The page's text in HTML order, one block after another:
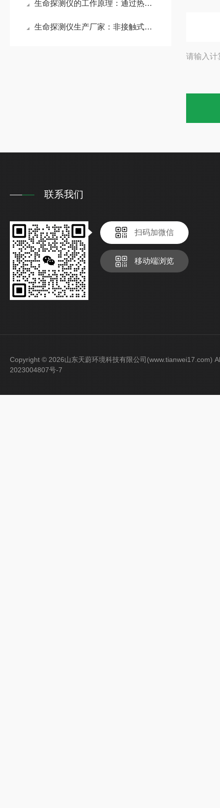
生命探测仪的工作原理：通过热成像微小变化识别生命迹象
生命探测仪生产厂家：非接触式探测，穿透烟雾、灰尘、混凝土等非金属障碍物
请输入计
联系我们
扫码加微信
移动端浏览
Copyright © 2026山东天蔚环境科技有限公司(www.tianwei17.com)
2023004807号-7